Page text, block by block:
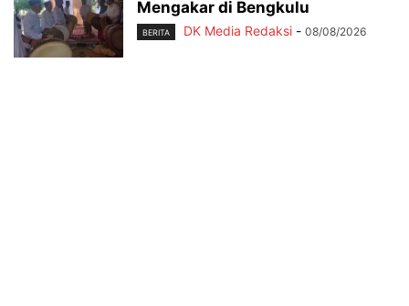
Mengakar di Bengkulu
BERITA DK Media Redaksi - 08/08/2026